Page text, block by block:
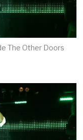
The Other Doors